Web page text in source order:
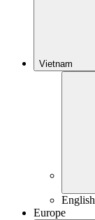
Vietnam
English
Europe